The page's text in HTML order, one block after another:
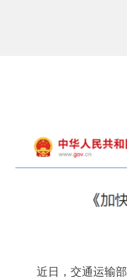
近日， 交通运输